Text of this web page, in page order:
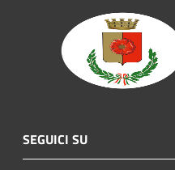
SEGUICI SU